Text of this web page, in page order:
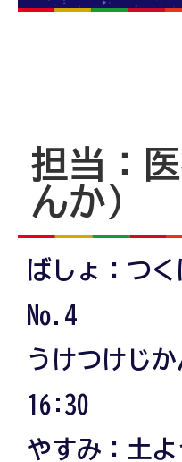
担当：
んか）
ばしょ：つ
No.4
うけつけじ
16:30
やすみ：土